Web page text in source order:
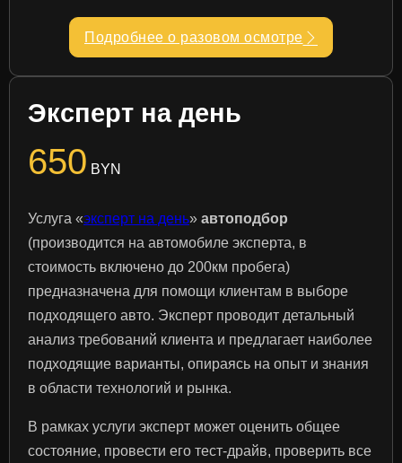
Подробнее о разовом осмотре
Эксперт на день
650 BYN
Услуга «эксперт на день» автоподбор
(производится на автомобиле эксперта, в
стоимость включено до 200км пробега)
предназначена для помощи клиентам в выборе
подходящего авто. Эксперт проводит детальный
анализ требований клиента и предлагает наиболее
подходящие варианты, опираясь на опыт и знания
в области технологий и рынка.
В рамках услуги эксперт может оценить общее
состояние, провести его тест-драйв, проверить все